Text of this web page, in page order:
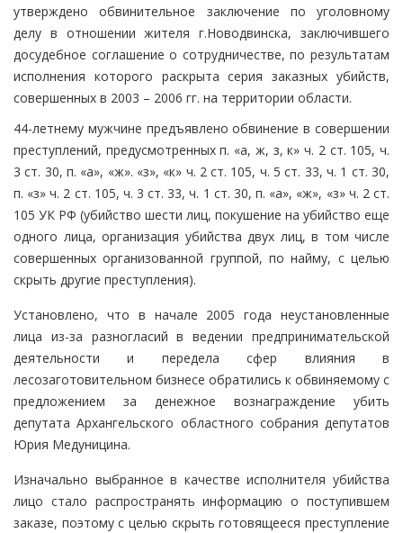
утверждено обвинительное заключение по уголовному
делу в отношении жителя г.Новодвинска, заключившего
досудебное соглашение о сотрудничестве, по результатам
исполнения которого раскрыта серия заказных убийств,
совершенных в 2003 – 2006 гг. на территории области.
44-летнему мужчине предъявлено обвинение в совершении
преступлений, предусмотренных п. «а, ж, з, к» ч. 2 ст. 105, ч.
3 ст. 30, п. «а», «ж». «з», «к» ч. 2 ст. 105, ч. 5 ст. 33, ч. 1 ст. 30,
п. «з» ч. 2 ст. 105, ч. 3 ст. 33, ч. 1 ст. 30, п. «а», «ж», «з» ч. 2 ст.
105 УК РФ (убийство шести лиц, покушение на убийство еще
одного лица, организация убийства двух лиц, в том числе
совершенных организованной группой, по найму, с целью
скрыть другие преступления).
Установлено, что в начале 2005 года неустановленные
лица из-за разногласий в ведении предпринимательской
деятельности и передела сфер влияния в
лесозаготовительном бизнесе обратились к обвиняемому с
предложением за денежное вознаграждение убить
депутата Архангельского областного собрания депутатов
Юрия Медуницина.
Изначально выбранное в качестве исполнителя убийства
лицо стало распространять информацию о поступившем
заказе, поэтому с целью скрыть готовящееся преступление